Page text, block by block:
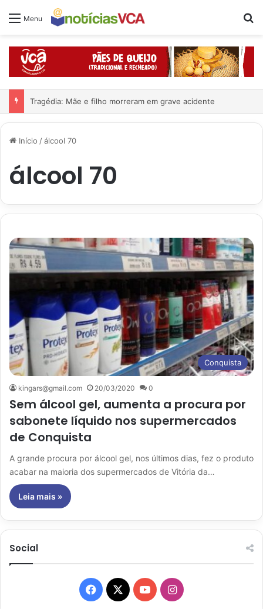
Menu
Tragédia: Mãe e filho morreram em grave acidente
Início /álcool 70
álcool 70
Conquista
kingars@gmail.com 20/03/2020 0
Sem álcool gel, aumenta a procura por
sabonete líquido nos supermercados
de Conquista
A grande procura por álcool gel, nos últimos dias, fez o produto
acabar na maioria dos supermercados de Vitória da…
Leia mais »
Social
Facebook
X YouTubeInstagram